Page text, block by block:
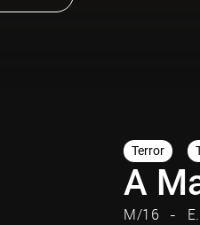
Terror
A
M/16